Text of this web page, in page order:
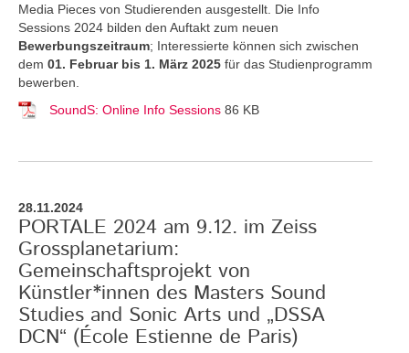
Media Pieces von Studierenden ausgestellt. Die Info
Sessions 2024 bilden den Auftakt zum neuen
Bewerbungszeitraum; Interessierte können sich zwischen
dem 01. Februar bis 1. März 2025 für das Studienprogramm
bewerben.
SoundS: Online Info Sessions 86 KB
28.11.2024
PORTALE 2024 am 9.12. im Zeiss
Grossplanetarium:
Gemeinschaftsprojekt von
Künstler*innen des Masters Sound
Studies and Sonic Arts und „DSSA
DCN“ (École Estienne de Paris)